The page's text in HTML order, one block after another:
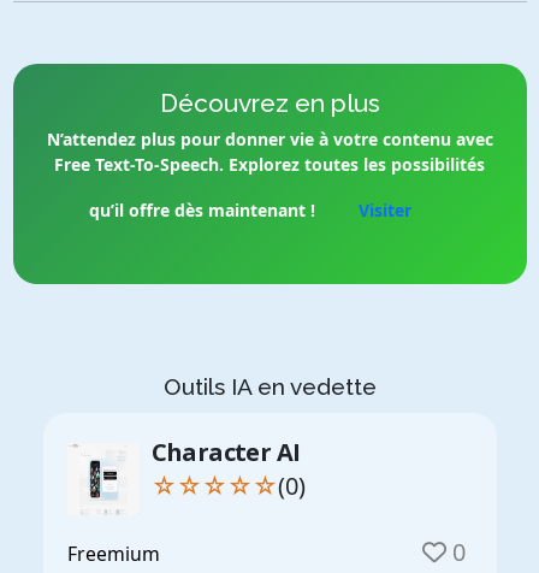
Découvrez en plus
N’attendez plus pour donner vie à votre contenu avec
Free Text-To-Speech. Explorez toutes les possibilités
qu’il offre dès maintenant !
Visiter
Outils IA en vedette
Character AI
☆☆☆☆☆(0)
Freemium 0